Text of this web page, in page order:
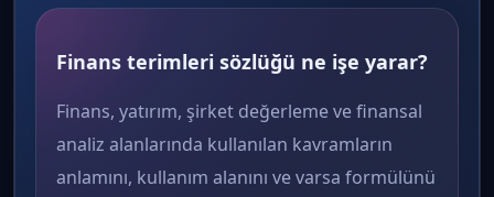
Finans terimleri sözlüğü ne işe yarar?
Finans, yatırım, şirket değerleme ve finansal
analiz alanlarında kullanılan kavramların
anlamını, kullanım alanını ve varsa formülünü